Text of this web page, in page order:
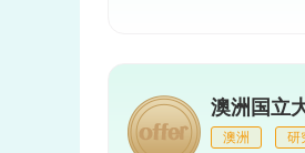
澳洲国立
澳洲 研